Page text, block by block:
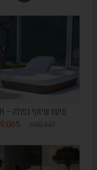
מיטת שיזוף כפולה – COUCH
10,667
9,065